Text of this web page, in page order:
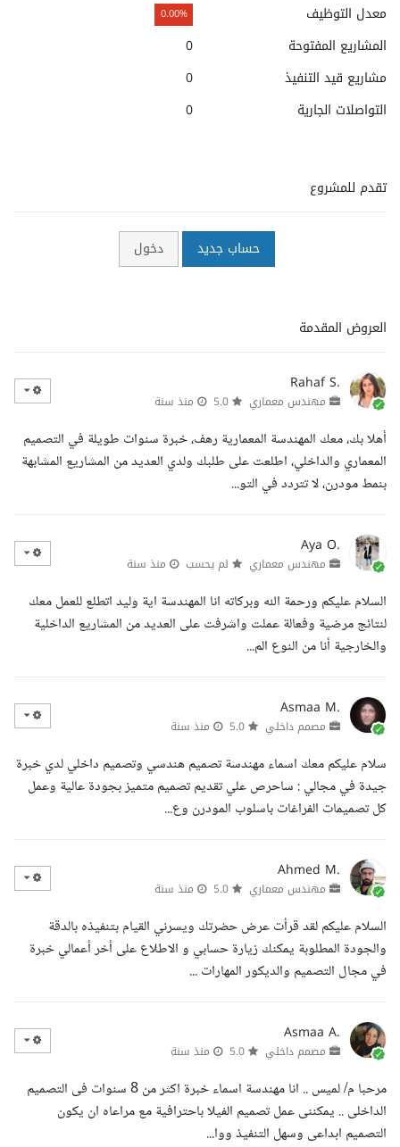
معدل التوظيف
0.00%
المشاريع المفتوحة
0
مشاريع قيد التنفيذ
0
التواصلات الجارية
0
تقدم للمشروع
حساب جديد دخول
العروض المقدمة
Rahaf S.
مهندس معماري منذ سنة
أهلا بك، معك المهندسة المعمارية رهف، خبرة سنوات طويلة في التصميم
المعماري والداخلي، اطلعت على طلبك ولدي العديد من المشاريع المشابهة
بنمط مودرن، لا تتردد في التو...
Aya O.
مهندس معماري لم يحسب منذ سنة
السلام عليكم ورحمة الله وبركاته انا المهندسة اية وليد اتطلع للعمل معك
لنتائج مرضية وفعالة عملت واشرفت على العديد من المشاريع الداخلية
والخارجية أنا من النوع الم...
Asmaa M.
مصمم داخلي منذ سنة
سلام عليكم معك اسماء مهندسة تصميم هندسي وتصميم داخلي لدي خبرة
جيدة في مجالي : ساحرص علي تقديم تصميم متميز بجودة عالية وعمل
كل تصميمات الفراغات باسلوب المودرن وع...
Ahmed M.
مهندس معماري منذ سنة
السلام عليكم لقد قرأت عرض حضرتك ويسرني القيام بتنفيذه بالدقة
والجودة المطلوبة يمكنك زيارة حسابي و الاطلاع على أخر أعمالي خبرة
في مجال التصميم والديكور المهارات ...
Asmaa A.
مصمم داخلي منذ سنة
مرحبا م/ لميس .. انا مهندسة اسماء خبرة اكثر من 8 سنوات فى التصميم
الداخلى .. يمكننى عمل تصميم الفيلا باحترافية مع مراعاه ان يكون
التصميم ابداعى وسهل التنفيذ ووا...